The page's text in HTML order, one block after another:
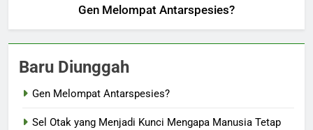
Gen Melompat Antarspesies?
Baru Diunggah
Gen Melompat Antarspesies?
Sel Otak yang Menjadi Kunci Mengapa Manusia Tetap